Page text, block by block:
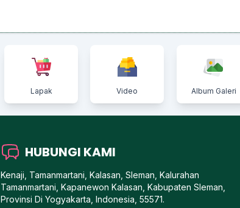
Lapak Video Album Galeri
HUBUNGI KAMI
Kenaji, Tamanmartani, Kalasan, Sleman, Kalurahan
Tamanmartani, Kapanewon Kalasan, Kabupaten Sleman,
Provinsi Di Yogyakarta, Indonesia, 55571.